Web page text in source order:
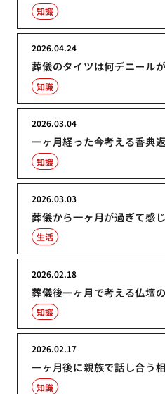
知識
葬儀のタイツは何デニール
2026.04.24
知識
一ヶ月経った今考える香典
2026.03.04
知識
葬儀から一ヶ月が過ぎて感
2026.03.03
生活
葬儀後一ヶ月で考える仏壇
2026.02.18
知識
一ヶ月後に親族で話し合う
2026.02.17
知識